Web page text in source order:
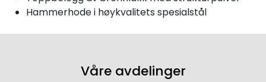
Hammerhode i høykvalitets spesialstål
Våre avdelinger